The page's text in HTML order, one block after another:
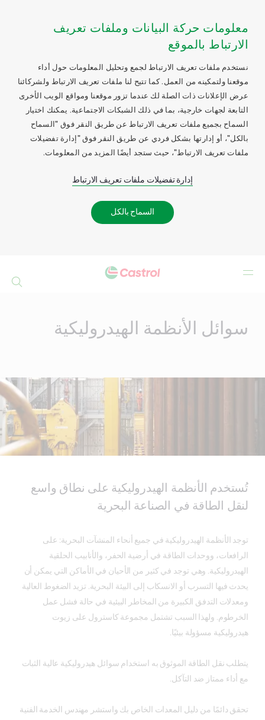
معلومات حركة البيانات وملفات تعريف
الارتباط بالموقع
نستخدم ملفات تعريف الارتباط لجمع وتحليل المعلومات حول أداء
موقعنا ولتمكينه من العمل. كما تتيح لنا ملفات تعريف الارتباط ولشركائنا
عرض الإعلانات ذات الصلة لك عندما تزور موقعنا ومواقع الويب الأخرى
التابعة لجهات خارجية، بما في ذلك الشبكات الاجتماعية. يمكنك اختيار
السماح بجميع ملفات تعريف الارتباط عن طريق النقر فوق "السماح
بالكل"، أو إدارتها بشكل فردي عن طريق النقر فوق "إدارة تفضيلات
ملفات تعريف الارتباط"، حيث ستجد أيضًا المزيد من المعلومات.
إدارة تفضيلات ملفات تعريف الارتباط
السماح بالكل
سوائل الأنظمة الهيدروليكية
تُستخدم الأنظمة الهيدروليكية على نطاق واسع
لنقل الطاقة في الصناعة البحرية
توجد الأنظمة الهيدروليكية في جميع أنحاء المنشآت البحرية: على
الرافعات، ووحدات الطاقة في أرضية الحفر، والأنابيب الحلقية
الهيدروليكية. وهي توجد في كثير من الأحيان في الأماكن التي يمكن أن
يحدث فيها التسرب أو الانسكاب إلى البيئة البحرية. تزيد الضغوط العالية
ومعدلات التدفق الكبيرة من المخاطر البيئية في حالة فشل عمل
الخرطوم. ولهذا السبب تشتمل مجموعة كاسترول على زيوت
هيدروليكية مسؤولة بيئيًا.
يتطلب نقل الطاقة الموثوق به استخدام سوائل هيدروليكية عالية الثبات
مع أداء ممتاز ضد التآكل.
تحقق دائمًا من دليل المعدات الخاص بك واستشر مهندس الخدمة الفنية